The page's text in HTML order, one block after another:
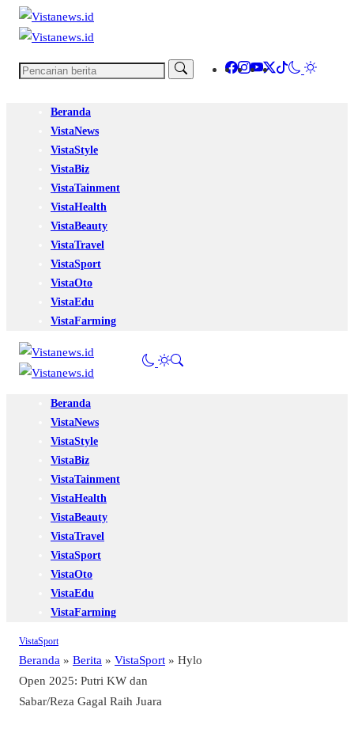
Beranda
VistaNews
VistaStyle
VistaBiz
VistaTainment
VistaHealth
VistaBeauty
VistaTravel
VistaSport
VistaOto
VistaEdu
VistaFarming
Beranda
VistaNews
VistaStyle
VistaBiz
VistaTainment
VistaHealth
VistaBeauty
VistaTravel
VistaSport
VistaOto
VistaEdu
VistaFarming
VistaSport
Beranda » Berita » VistaSport » Hylo
Open 2025: Putri KW dan
Sabar/Reza Gagal Raih Juara